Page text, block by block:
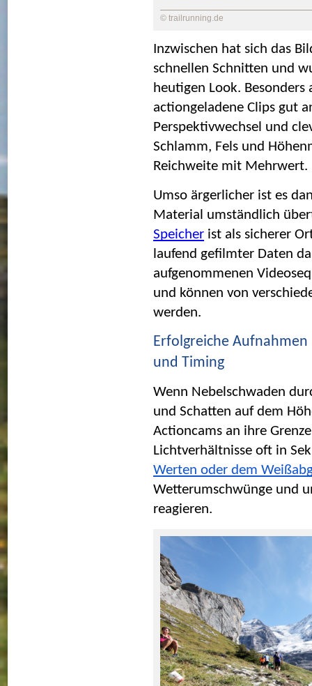
© trailrunning.de
Inzwischen hat sich das
schnellen Schnitten und
heutigen Look.
actiongeladene Clips gut
Perspektivwechsel und
Schlamm, Fels und
Reichweite mit Mehrwert.
Umso ärgerlicher ist es
Material umständlich
Speicher ist als sicherer
laufend gefilmter Daten
aufgenommenen
und können von
werden.
Erfolgreiche
und Timing
Wenn Nebelschwaden
und Schatten auf dem
Actioncams an ihre
Lichtverhältnisse oft in
Werten oder dem
Wetterumschwünge und
reagieren.